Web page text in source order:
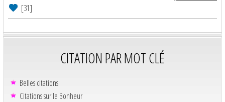
[31]
CITATION PAR MOT CLÉ
Belles citations
Citations sur le Bonheur